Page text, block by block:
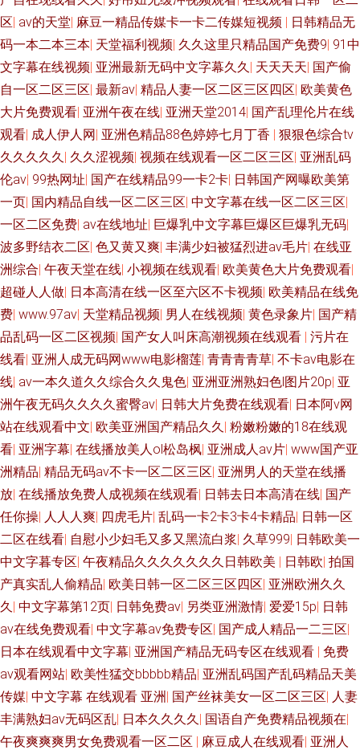
区| av的天堂| 麻豆一精品传媒卡一卡二传媒短视频 | 日韩精品无
码一本二本三本| 天堂福利视频| 久久这里只精品国产免费9| 91中
文字幕在线视频| 亚洲最新无码中文字幕久久| 天天天天| 国产偷
自一区二区三区| 最新av| 精品人妻一区二区三区四区| 欧美黄色
大片免费观看| 亚洲午夜在线| 亚洲天堂2014| 国产乱理伦片在线
观看| 成人伊人网| 亚洲色精品88色婷婷七月丁香 | 狠狠色综合tv
久久久久久| 久久涩视频| 视频在线观看一区二区三区| 亚洲乱码
伦av| 99热网址| 国产在线精品99一卡2卡| 日韩国产网曝欧美第
一页| 国内精品自线一区二区三区| 中文字幕在线一区二区三区|
一区二区免费| av在线地址| 巨爆乳中文字幕巨爆区巨爆乳无码|
波多野结衣二区| 色又黄又爽| 丰满少妇被猛烈进av毛片| 在线亚
洲综合| 午夜天堂在线| 小视频在线观看| 欧美黄色大片免费观看|
超碰人人做| 日本高清在线一区至六区不卡视频| 欧美精品在线免
费| www.97av| 天堂精品视频| 男人在线视频| 黄色录象片| 国产精
品乱码一区二区视频| 国产女人叫床高潮视频在线观看 | 污片在
线看| 亚洲人成无码网www电影榴莲| 青青青青草| 不卡av电影在
线| av一本久道久久综合久久鬼色| 亚洲亚洲熟妇色l图片20p| 亚
洲午夜无码久久久久蜜臀av| 日韩大片免费在线观看| 日本阿v网
站在线观看中文| 欧美亚洲国产精品久久| 粉嫩粉嫩的18在线观
看| 亚洲字幕| 在线播放美人ol松岛枫| 亚洲成人av片| www国产亚
洲精品| 精品无码av不卡一区二区三区| 亚洲男人的天堂在线播
放| 在线播放免费人成视频在线观看| 日韩去日本高清在线| 国产
任你操| 人人人爽| 四虎毛片| 乱码一卡2卡3卡4卡精品| 日韩一区
二区在线看| 自慰小少妇毛又多又黑流白浆| 久草999| 日韩欧美一
中文字暮专区| 午夜精品久久久久久久久日韩欧美 | 日韩欧| 拍国
产真实乱人偷精品| 欧美日韩一区二区三区四区| 亚洲欧洲久久
久| 中文字幕第12页| 日韩免费av| 另类亚洲激情| 爱爱15p| 日韩
av在线免费观看| 中文字幕av免费专区| 国产成人精品一二三区|
日本在线观看中文字幕| 亚洲国产精品无码专区在线观看 | 免费
av观看网站| 欧美性猛交bbbbb精品| 亚洲乱码国产乱码精品天美
传媒| 中文字幕 在线观看 亚洲 | 国产丝袜美女一区二区三区| 人妻
丰满熟妇av无码区乱| 日本久久久久| 国语自产免费精品视频在|
午夜爽爽爽男女免费观看一区二区 | 麻豆成人在线观看| 亚洲人